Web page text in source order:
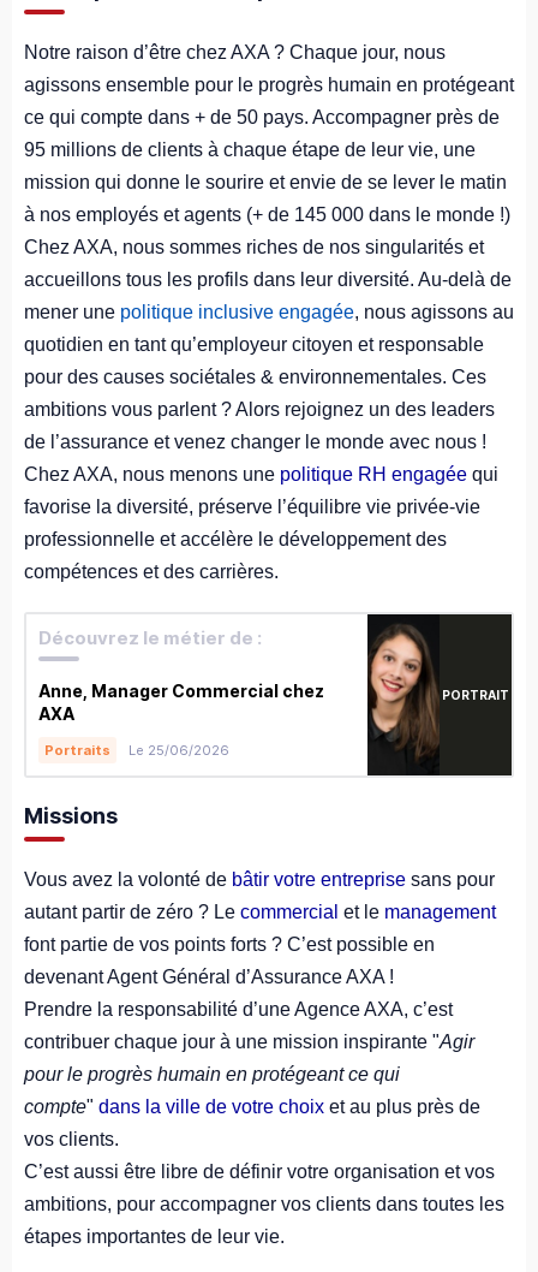
Notre raison d’être chez AXA ? Chaque jour, nous
agissons ensemble pour le progrès humain en protégeant
ce qui compte dans + de 50 pays. Accompagner près de
95 millions de clients à chaque étape de leur vie, une
mission qui donne le sourire et envie de se lever le matin
à nos employés et agents (+ de 145 000 dans le monde !)
Chez AXA, nous sommes riches de nos singularités et
accueillons tous les profils dans leur diversité. Au-delà de
mener une politique inclusive engagée, nous agissons au
quotidien en tant qu’employeur citoyen et responsable
pour des causes sociétales & environnementales. Ces
ambitions vous parlent ? Alors rejoignez un des leaders
de l’assurance et venez changer le monde avec nous !
Chez AXA, nous menons une politique RH engagée qui
favorise la diversité, préserve l’équilibre vie privée-vie
professionnelle et accélère le développement des
compétences et des carrières.
Découvrez le métier de :
Anne, Manager Commercial chez
AXA
Portraits Le 25/06/2026
PORTRAIT
Missions
Vous avez la volonté de bâtir votre entreprise sans pour
autant partir de zéro ? Le commercial et le management
font partie de vos points forts ? C’est possible en
devenant Agent Général d’Assurance AXA !
Prendre la responsabilité d’une Agence AXA, c’est
contribuer chaque jour à une mission inspirante "Agir
pour le progrès humain en protégeant ce qui
compte" dans la ville de votre choix et au plus près de
vos clients.
C’est aussi être libre de définir votre organisation et vos
ambitions, pour accompagner vos clients dans toutes les
étapes importantes de leur vie.